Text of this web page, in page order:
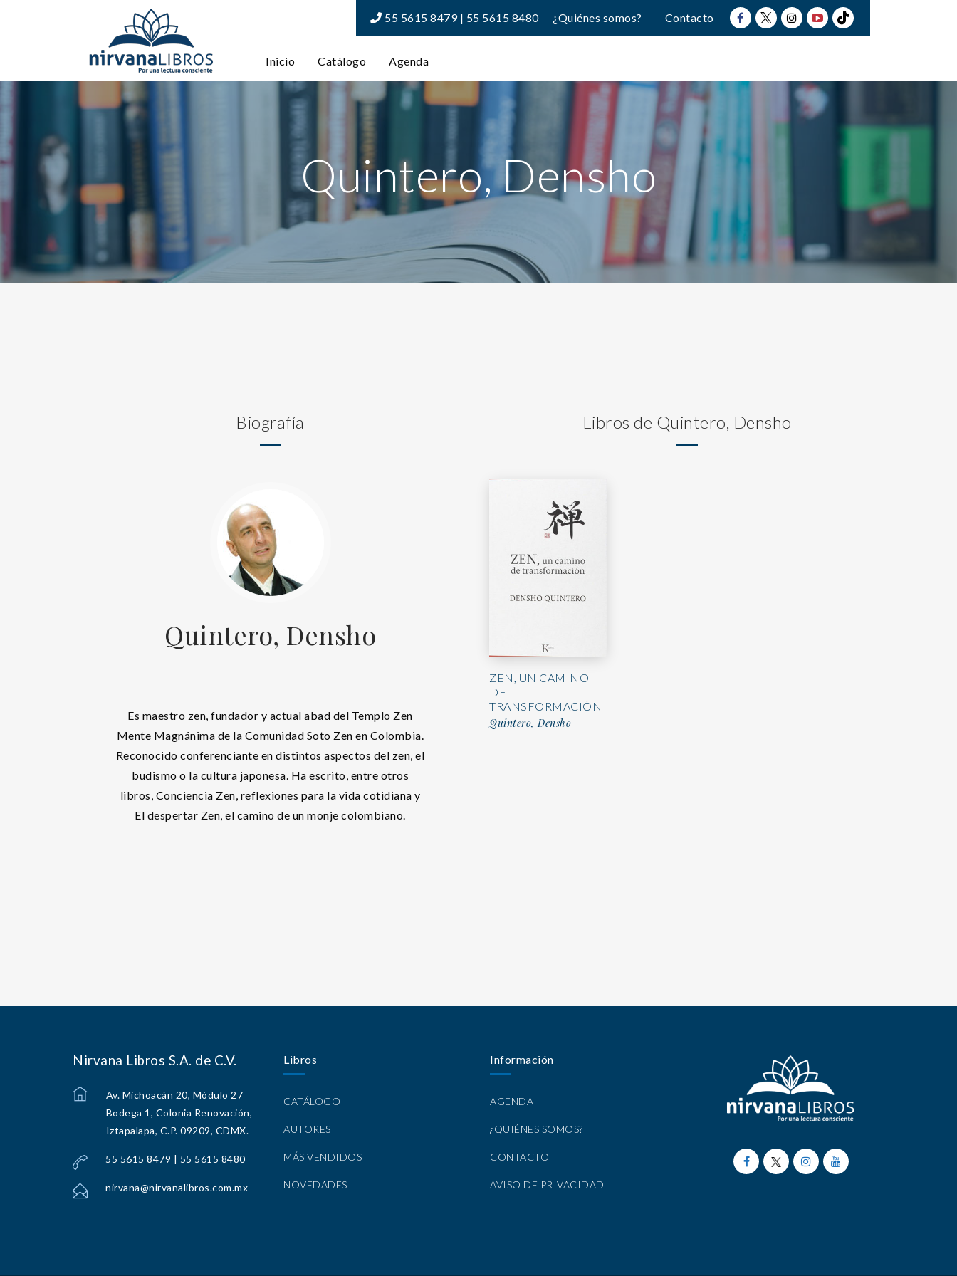
55 5615 8479 | 55 5615 8480 ¿Quiénes somos? Contacto
Inicio Catálogo Agenda
Quintero, Densho
Biografía
Quintero, Densho
Es maestro zen, fundador y actual abad del Templo Zen
Mente Magnánima de la Comunidad Soto Zen en Colombia.
Reconocido conferenciante en distintos aspectos del zen, el
budismo o la cultura japonesa. Ha escrito, entre otros
libros, Conciencia Zen, reflexiones para la vida cotidiana y
El despertar Zen, el camino de un monje colombiano.
Libros de Quintero, Densho
ZEN, UN CAMINO
DE
TRANSFORMACIÓN
Quintero, Densho
Nirvana Libros S.A. de C.V.
Av. Michoacán 20, Módulo 27
Bodega 1, Colonia Renovación,
Iztapalapa, C.P. 09209, CDMX.
55 5615 8479 | 55 5615 8480
nirvana@nirvanalibros.com.mx
Libros
CATÁLOGO
AUTORES
MÁS VENDIDOS
NOVEDADES
Información
AGENDA
¿QUIÉNES SOMOS?
CONTACTO
AVISO DE PRIVACIDAD